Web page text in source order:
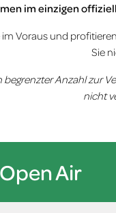
im einzigen
Voraus und
Sie
Anzahl zur
nicht
Open Air